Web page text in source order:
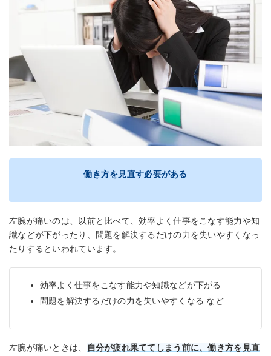
働き方を見直す必要がある
左腕が痛いのは、以前と比べて、効率よく仕事をこなす能力や知
識などが下がったり、問題を解決するだけの力を失いやすくなっ
たりするといわれています。
効率よく仕事をこなす能力や知識などが下がる
問題を解決するだけの力を失いやすくなる など
左腕が痛いときは、
自分が疲れ果ててしまう前に、働き方を見直